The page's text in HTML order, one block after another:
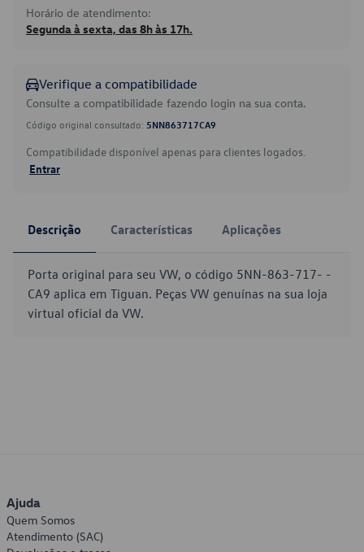
Horário de atendimento:
Segunda à sexta, das 8h às 17h.
Verifique a compatibilidade
Consulte a compatibilidade fazendo login na sua conta.
Código original consultado: 5NN863717CA9
Compatibilidade disponível apenas para clientes logados.
Entrar
Descrição Características Aplicações
Porta original para seu VW, o código 5NN-863-717- -
CA9 aplica em Tiguan. Peças VW genuínas na sua loja
virtual oficial da VW.
Ajuda
Quem Somos
Atendimento (SAC)